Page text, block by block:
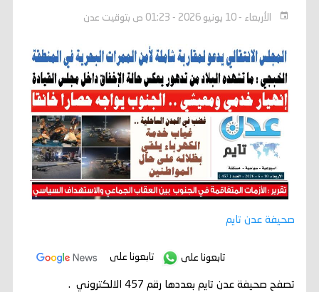
الأربعاء - 10 يونيو 2026 - 01:23 ص بتوقيت عدن
صحيفة عدن تايم
تابعونا على تابعونا على
تصفح صحيفة عدن تايم بعددها رقم 457 الالكتروني .